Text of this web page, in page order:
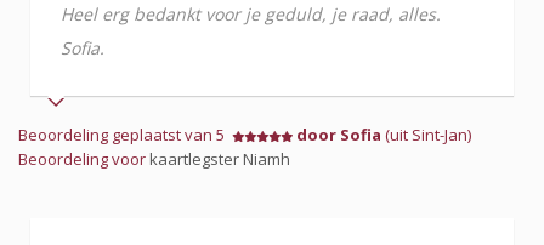
Heel erg bedankt voor je geduld, je raad, alles.
Sofia.
Beoordeling geplaatst van 5 door Sofia (uit Sint-Jan)
Beoordeling voorkaartlegster Niamh